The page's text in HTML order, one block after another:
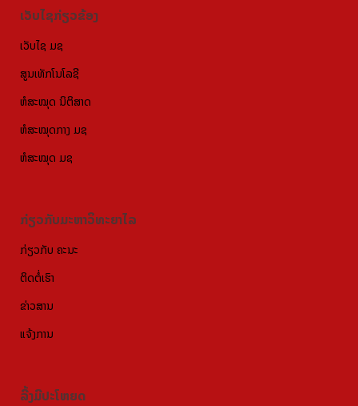
ເວັບໄຊກ່ຽວຂ້ອງ
ເວັບໄຊ ມຊ
ສູນເທັກໂນໂລຊີ
ຫໍສະໝຸດ ນິຕິສາດ
ຫໍສະໝຸດກາງ ມຊ
ຫໍສະໝຸດ ມຊ
ກ່ຽວກັບມະຫາວິທະຍາໄລ
ກ່ຽວກັບ ຄະນະ
ຕິດຕໍ່ເຮົາ
ຂ່າວສານ
ແຈ້ງການ
ລີ້ງມີປະໂຫຍດ